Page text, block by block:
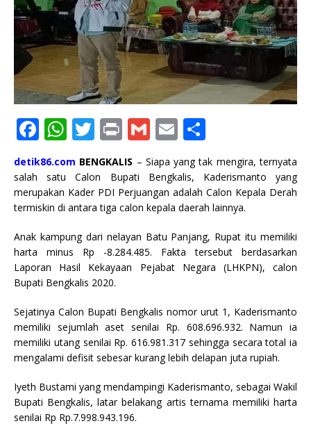
F
a
c
e
b
o
o
k
W
h
at
s
A
p
p
T
w
it
te
r
P
ri
n
t
G
m
ai
l
E
ai
l
h
ar
e
detik86.com BENGKALIS – Siapa yang tak mengira, ternyata
salah satu Calon Bupati Bengkalis, Kaderismanto yang
merupakan Kader PDI Perjuangan adalah Calon Kepala Derah
termiskin di antara tiga calon kepala daerah lainnya.
Anak kampung dari nelayan Batu Panjang, Rupat itu memiliki
harta minus Rp -8.284.485. Fakta tersebut berdasarkan
Laporan Hasil Kekayaan Pejabat Negara (LHKPN), calon
Bupati Bengkalis 2020.
Sejatinya Calon Bupati Bengkalis nomor urut 1, Kaderismanto
memiliki sejumlah aset senilai Rp. 608.696.932. Namun ia
memiliki utang senilai Rp. 616.981.317 sehingga secara total ia
mengalami defisit sebesar kurang lebih delapan juta rupiah.
Iyeth Bustami yang mendampingi Kaderismanto, sebagai Wakil
Bupati Bengkalis, latar belakang artis ternama memiliki harta
senilai Rp Rp.7.998.943.196.